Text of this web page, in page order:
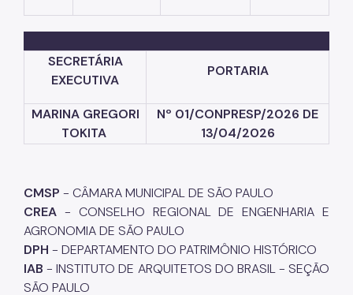
SECRETÁRIA
EXECUTIVA
PORTARIA
MARINA GREGORI
TOKITA
Nº 01/CONPRESP/2026 DE
13/04/2026
CMSP - CÂMARA MUNICIPAL DE SÃO PAULO
CREA - CONSELHO REGIONAL DE ENGENHARIA E
AGRONOMIA DE SÃO PAULO
DPH - DEPARTAMENTO DO PATRIMÔNIO HISTÓRICO
IAB - INSTITUTO DE ARQUITETOS DO BRASIL - SEÇÃO
SÃO PAULO